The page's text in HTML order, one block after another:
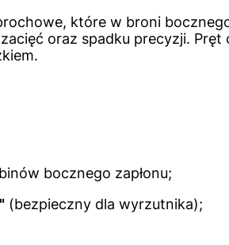
które w broni
oraz spadku precyzji. Pręt
bocznego zapłonu;
(bezpieczny dla wyrzutnika);